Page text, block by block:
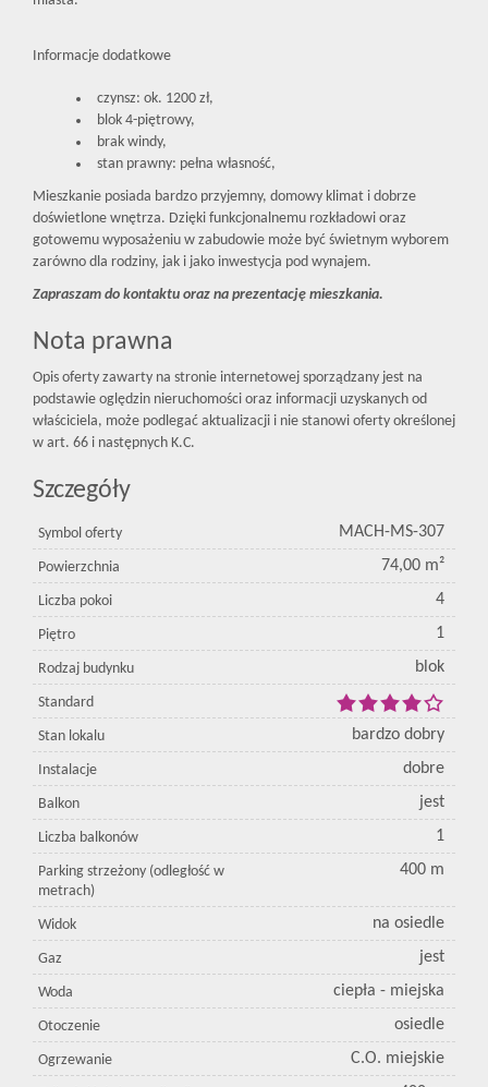
Informacje dodatkowe
czynsz: ok. 1200 zł,
blok 4-piętrowy,
brak windy,
stan prawny: pełna własność,
Mieszkanie posiada bardzo przyjemny, domowy klimat i dobrze
doświetlone wnętrza. Dzięki funkcjonalnemu rozkładowi oraz
gotowemu wyposażeniu w zabudowie może być świetnym wyborem
zarówno dla rodziny, jak i jako inwestycja pod wynajem.
Zapraszam do kontaktu oraz na prezentację mieszkania.
Nota prawna
Opis oferty zawarty na stronie internetowej sporządzany jest na
podstawie oględzin nieruchomości oraz informacji uzyskanych od
właściciela, może podlegać aktualizacji i nie stanowi oferty określonej
w art. 66 i następnych K.C.
Szczegóły
Symbol oferty MACH-MS-307
Powierzchnia 74,00 m²
Liczba pokoi 4
Piętro 1
Rodzaj budynku blok
Standard
Stan lokalu bardzo dobry
Instalacje dobre
Balkon jest
Liczba balkonów 1
Parking strzeżony (odległość w
metrach)
400 m
Widok na osiedle
Gaz jest
Woda ciepła - miejska
Otoczenie osiedle
Ogrzewanie C.O. miejskie